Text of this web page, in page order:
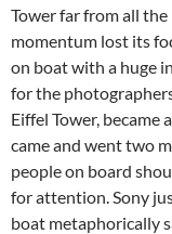
Tower far from all
momentum lost its
on boat with a huge
for the
Eiffel Tower, became
came and went two
people on board
for attention. Sony
boat metaphorically